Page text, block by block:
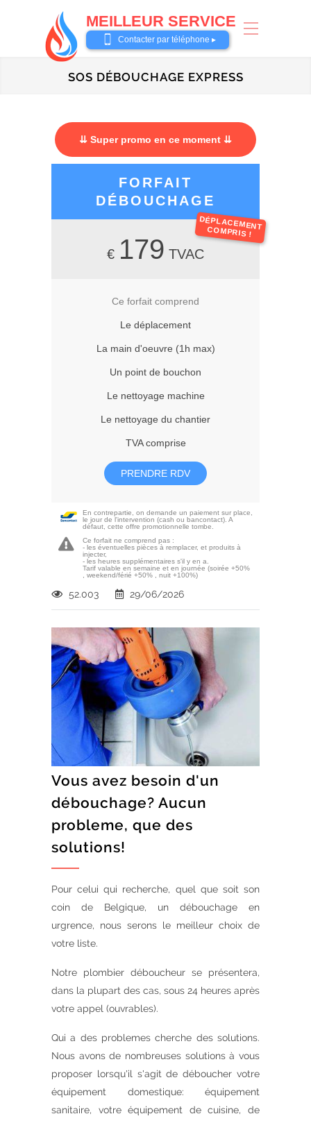
MEILLEUR SERVICE
0487 62 69 26
Contacter par téléphone ▸
SOS DÉBOUCHAGE EXPRESS
⇊ Super promo en ce moment ⇊
FORFAIT
DÉBOUCHAGE
DÉPLACEMENT
COMPRIS !
€ 179 TVAC
Ce forfait comprend
Le déplacement
La main d'oeuvre (1h max)
Un point de bouchon
Le nettoyage machine
Le nettoyage du chantier
TVA comprise
PRENDRE RDV
En contrepartie, on demande un paiement sur place,
le jour de l'intervention (cash ou bancontact). A
défaut, cette offre promotionnelle tombe.
Ce forfait ne comprend pas :
- les éventuelles pièces à remplacer, et produits à
injecter,
- les heures supplémentaires s'il y en a.
Tarif valable en semaine et en journée (soirée +50%
, weekend/férié +50% , nuit +100%)
52.003 29/06/2026
Vous avez besoin d'un
débouchage? Aucun
probleme, que des
solutions!
Pour celui qui recherche, quel que soit son
coin de Belgique, un débouchage en
urgrence, nous serons le meilleur choix de
votre liste.
Notre plombier déboucheur se présentera,
dans la plupart des cas, sous 24 heures après
votre appel (ouvrables).
Qui a des problemes cherche des solutions.
Nous avons de nombreuses solutions à vous
proposer lorsqu'il s'agit de déboucher votre
équipement domestique: équipement
sanitaire, votre équipement de cuisine, de